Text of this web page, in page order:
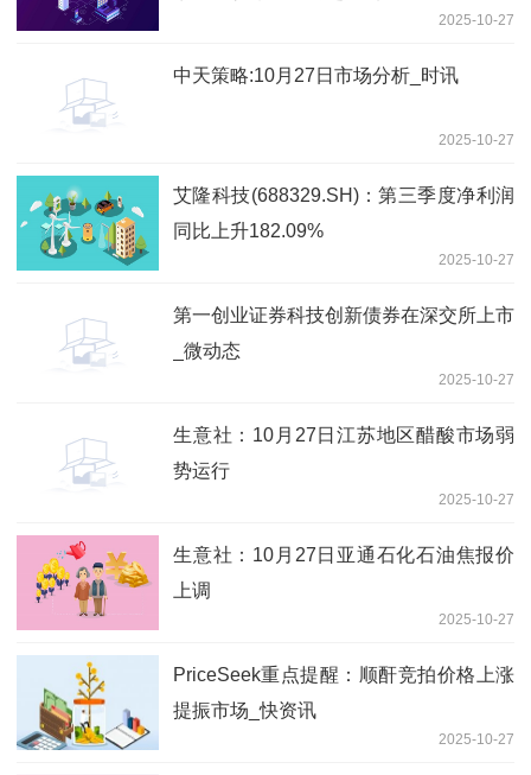
2025-10-27
中天策略:10月27日市场分析_时讯
2025-10-27
艾隆科技(688329.SH)：第三季度净利润
同比上升182.09%
2025-10-27
第一创业证券科技创新债券在深交所上市
_微动态
2025-10-27
生意社：10月27日江苏地区醋酸市场弱
势运行
2025-10-27
生意社：10月27日亚通石化石油焦报价
上调
2025-10-27
PriceSeek重点提醒：顺酐竞拍价格上涨
提振市场_快资讯
2025-10-27